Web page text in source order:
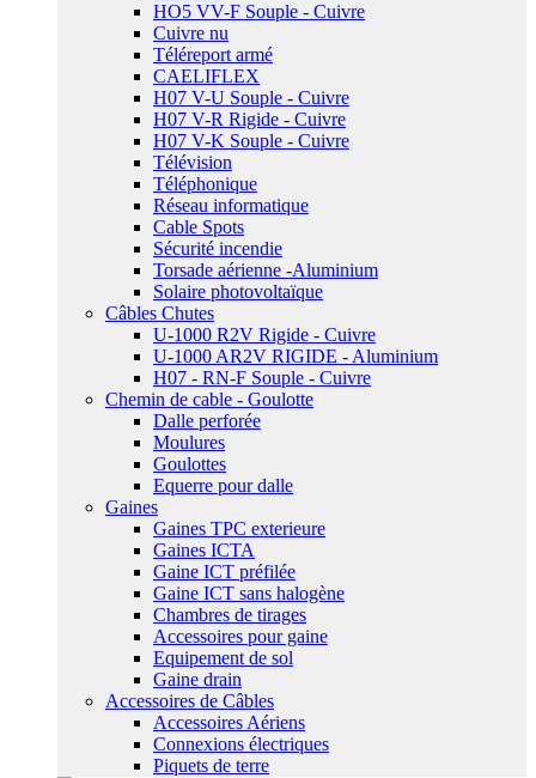
HO5 VV-F Souple - Cuivre
Cuivre nu
Téléreport armé
CAELIFLEX
H07 V-U Souple - Cuivre
H07 V-R Rigide - Cuivre
H07 V-K Souple - Cuivre
Télévision
Téléphonique
Réseau informatique
Cable Spots
Sécurité incendie
Torsade aérienne -Aluminium
Solaire photovoltaïque
Câbles Chutes
U-1000 R2V Rigide - Cuivre
U-1000 AR2V RIGIDE - Aluminium
H07 - RN-F Souple - Cuivre
Chemin de cable - Goulotte
Dalle perforée
Moulures
Goulottes
Equerre pour dalle
Gaines
Gaines TPC exterieure
Gaines ICTA
Gaine ICT préfilée
Gaine ICT sans halogène
Chambres de tirages
Accessoires pour gaine
Equipement de sol
Gaine drain
Accessoires de Câbles
Accessoires Aériens
Connexions électriques
Piquets de terre